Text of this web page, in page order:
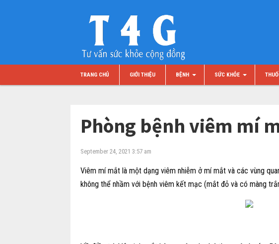
TRANG CHỦ GIỚI THIỆU BỆNH SỨC KHỎE
Phòng bệnh viêm mí
September 24, 2021 3:57 am
Viêm mí mắt là một dạng viêm nhiễm ở mí mắt và các vùng
không thể nhầm với bệnh viêm kết mạc (mắt đỏ và có màng